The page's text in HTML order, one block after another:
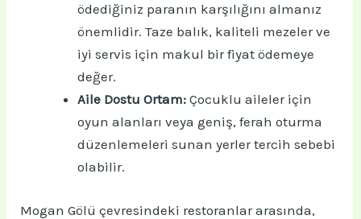
ödediğiniz paranın karşılığını almanız
önemlidir. Taze balık, kaliteli mezeler ve
iyi servis için makul bir fiyat ödemeye
değer.
Aile Dostu Ortam: Çocuklu aileler için
oyun alanları veya geniş, ferah oturma
düzenlemeleri sunan yerler tercih sebebi
olabilir.
Mogan Gölü çevresindeki restoranlar arasında,